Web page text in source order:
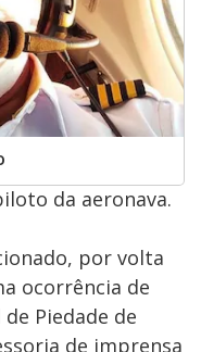
da aeronava.
por volta
ocorrência de
Piedade de
de imprensa